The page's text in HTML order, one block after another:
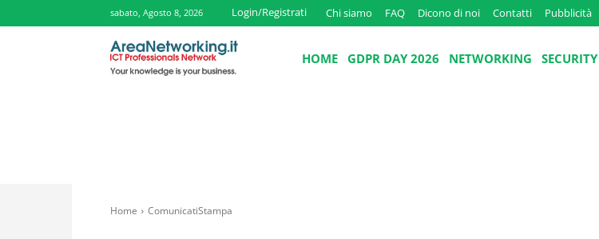
sabato, Agosto 8, 2026 Login/Registrati Chi siamo FAQ Dicono di noi Contatti Pubblicità
HOME GDPR DAY 2026 NETWORKING SECURITY
Home ComunicatiStampa